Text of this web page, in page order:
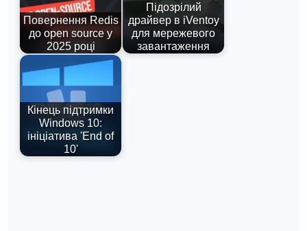
Повернення Redis
до open source у
2025 році
Підозрілий
драйвер в iVentoy
для мережевого
завантаження
Кінець підтримки
Windows 10:
ініціатива 'End of
10'